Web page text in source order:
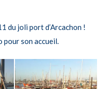
du joli port d’Arcachon !
pour son accueil.